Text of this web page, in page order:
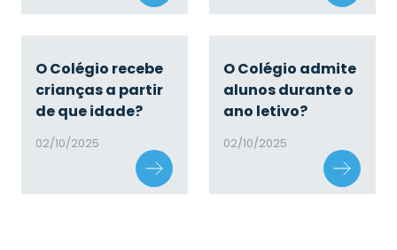
O Colégio recebe
crianças a partir
de que idade?
02/10/2025
O Colégio admite
alunos durante o
ano letivo?
02/10/2025